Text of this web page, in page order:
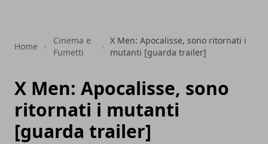
Home
Cinema e
Fumetti
X Men: Apocalisse, sono ritornati i
mutanti [guarda trailer]
X Men: Apocalisse, sono
ritornati i mutanti
[guarda trailer]